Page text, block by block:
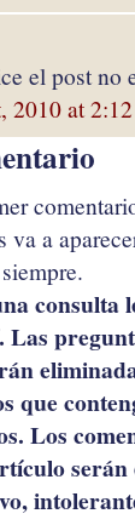
el post no
2010 at 2:12
va a
consulta
que
Los